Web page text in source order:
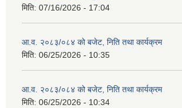
मिति: 07/16/2026 - 17:04
आ.व. २०८३/०८४ को बजेट, निति तथा कार्यक्रम
मिति: 06/25/2026 - 10:35
आ.व. २०८३/०८४ को बजेट, निति तथा कार्यक्रम
मिति: 06/25/2026 - 10:34